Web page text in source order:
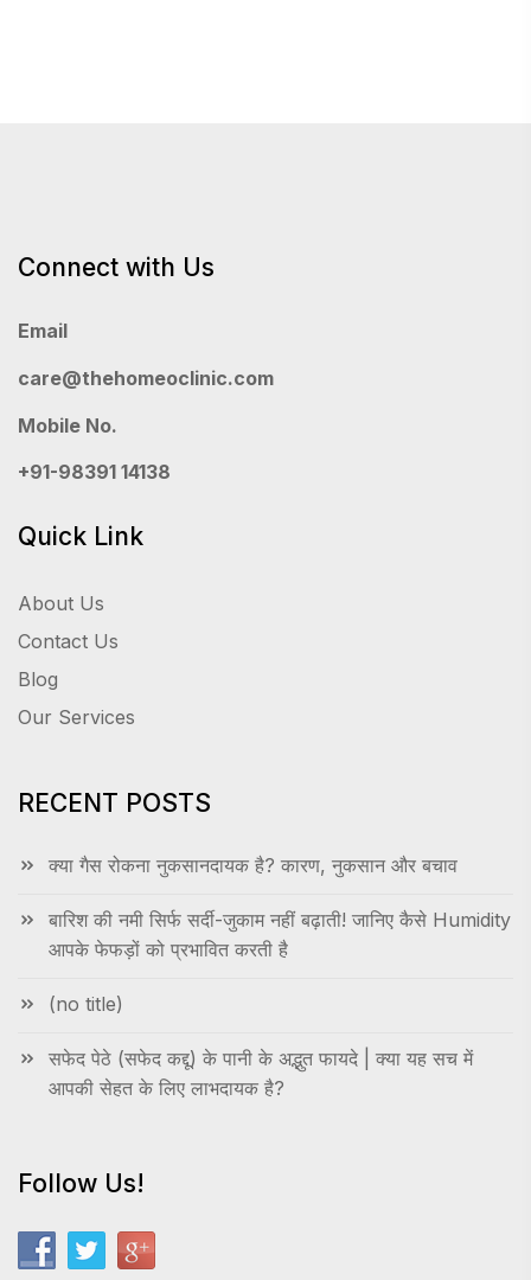
Connect with Us
Email
care@thehomeoclinic.com
Mobile No.
+91-98391 14138
Quick Link
About Us
Contact Us
Blog
Our Services
RECENT POSTS
क्या गैस रोकना नुकसानदायक है? कारण, नुकसान और बचाव
बारिश की नमी सिर्फ सर्दी-जुकाम नहीं बढ़ाती! जानिए कैसे Humidity
आपके फेफड़ों को प्रभावित करती है
(no title)
सफेद पेठे (सफेद कद्दू) के पानी के अद्भुत फायदे | क्या यह सच में
आपकी सेहत के लिए लाभदायक है?
Follow Us!